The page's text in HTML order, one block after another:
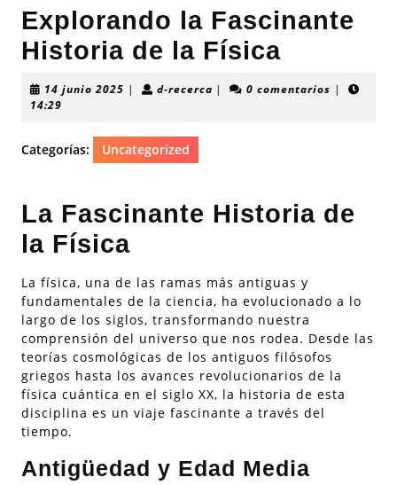
Explorando la Fascinante
Historia de la Física
14 junio 2025 14| d-recercad-| 0 comentarios |
14:29
Categorías: Uncategorized
La Fascinante Historia de
la Física
La física, una de las ramas más antiguas y
fundamentales de la ciencia, ha evolucionado a lo
largo de los siglos, transformando nuestra
comprensión del universo que nos rodea. Desde las
teorías cosmológicas de los antiguos filósofos
griegos hasta los avances revolucionarios de la
física cuántica en el siglo XX, la historia de esta
disciplina es un viaje fascinante a través del
tiempo.
Antigüedad y Edad Media